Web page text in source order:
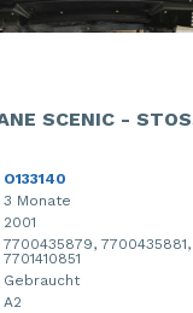
SCENIC -
O133140
3 Monate
2001
7700435879,
7701410851
Gebraucht
A2